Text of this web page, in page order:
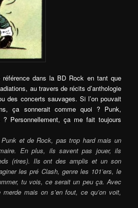
référence dans la BD Rock en tant que
au travers de récits d’anthologie
des concerts sauvages. Si l’on pouvait
ça sonnerait comme quoi ? Punk,
? Personnellement, ça me fait toujours
et de Rock, pas trop hard mais un
En plus, ils savent pas jouer, ils
(rires). Ils ont des amplis et un son
les pré Clash, genre les 101’ers, le
tu vois, ce serait un peu ça. Avec
mais on s’en fout, ce qu’on voit,